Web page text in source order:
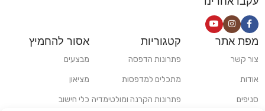
מפת אתר
צור קשר
אודות
סניפים
קטגוריות
פתרונות הדפסה
מתכלים למדפסות
פתרונות הקרנה ומולטימדיה
אסור להחמיץ
מבצעים
מציאון
כלי חישוב